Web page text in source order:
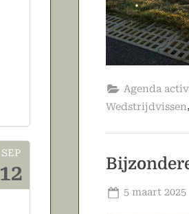
Agenda
Wedstrijdvissen,
Geplaatst
5 maart 2025
SEP
12